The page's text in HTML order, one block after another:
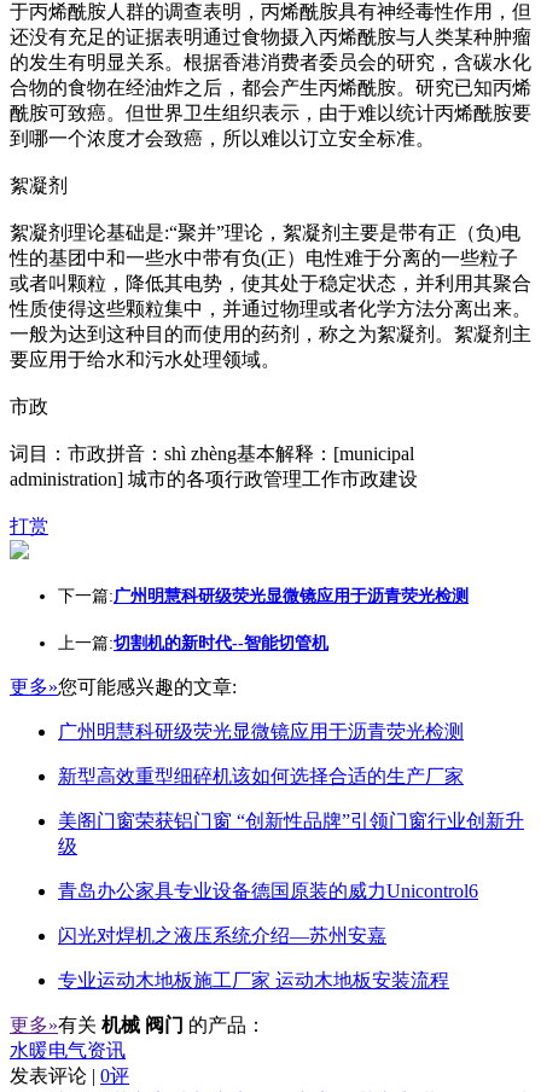
于丙烯酰胺人群的调查表明，丙烯酰胺具有神经毒性作用，但
还没有充足的证据表明通过食物摄入丙烯酰胺与人类某种肿瘤
的发生有明显关系。根据香港消费者委员会的研究，含碳水化
合物的食物在经油炸之后，都会产生丙烯酰胺。研究已知丙烯
酰胺可致癌。但世界卫生组织表示，由于难以统计丙烯酰胺要
到哪一个浓度才会致癌，所以难以订立安全标准。
絮凝剂
絮凝剂理论基础是:“聚并”理论，絮凝剂主要是带有正（负)电
性的基团中和一些水中带有负(正）电性难于分离的一些粒子
或者叫颗粒，降低其电势，使其处于稳定状态，并利用其聚合
性质使得这些颗粒集中，并通过物理或者化学方法分离出来。
一般为达到这种目的而使用的药剂，称之为絮凝剂。絮凝剂主
要应用于给水和污水处理领域。
市政
词目：市政拼音：shì zhèng基本解释：[municipal
administration] 城市的各项行政管理工作市政建设
打赏
下一篇:广州明慧科研级荧光显微镜应用于沥青荧光检测
上一篇:切割机的新时代--智能切管机
更多»您可能感兴趣的文章:
广州明慧科研级荧光显微镜应用于沥青荧光检测
新型高效重型细碎机该如何选择合适的生产厂家
美阁门窗荣获铝门窗 “创新性品牌”引领门窗行业创新升
级
青岛办公家具专业设备德国原装的威力Unicontrol6
闪光对焊机之液压系统介绍—苏州安嘉
专业运动木地板施工厂家 运动木地板安装流程
更多»有关 机械 阀门 的产品：
水暖电气资讯
发表评论 | 0评